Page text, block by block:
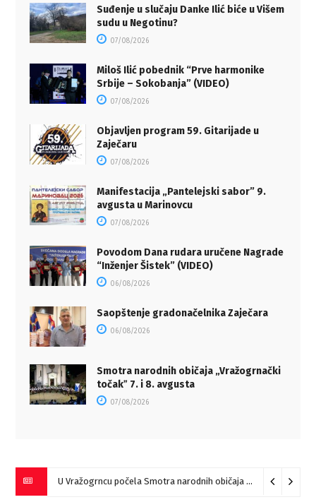
Suđenje u slučaju Danke Ilić biće u Višem
sudu u Negotinu?
07/08/2026
Miloš Ilić pobednik “Prve harmonike
Srbije – Sokobanja” (VIDEO)
07/08/2026
Objavljen program 59. Gitarijade u
Zaječaru
07/08/2026
Manifestacija „Pantelejski sabor” 9.
avgusta u Marinovcu
07/08/2026
Povodom Dana rudara uručene Nagrade
“Inženjer Šistek” (VIDEO)
06/08/2026
Saopštenje gradonačelnika Zaječara
06/08/2026
Smotra narodnih običaja „Vražogrnački
točakˮ 7. i 8. avgusta
07/08/2026
U Vražogrncu počela Smotra narodnih običaja „Vražogrnački točak“